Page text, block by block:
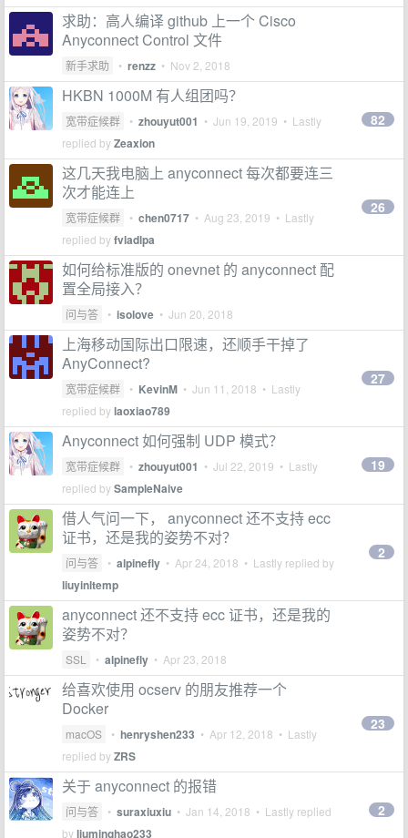
求助：高人编译 github 上一个 Cisco
Anyconnect Control 文件
新手求助 • renzz • Nov 2, 2018
HKBN 1000M 有人组团吗？
宽带症候群 • zhouyut001 • Jun 19, 2019 • Lastly
replied byZeaxion
82
这几天我电脑上 anyconnect 每次都要连三
次才能连上
宽带症候群 • chen0717 • Aug 23, 2019 • Lastly
replied byfvladlpa
26
如何给标准版的 onevnet 的 anyconnect 配
置全局接入？
问与答 • isolove • Jun 20, 2018
上海移动国际出口限速，还顺手干掉了
AnyConnect?
宽带症候群 • KevinM • Jun 11, 2018 • Lastly
replied bylaoxiao789
27
Anyconnect 如何强制 UDP 模式？
宽带症候群 • zhouyut001 • Jul 22, 2019 • Lastly
replied bySampleNaive
19
借人气问一下， anyconnect 还不支持 ecc
证书，还是我的姿势不对？
问与答 • alpinefly • Apr 24, 2018 • Lastly replied by
liuyinltemp
2
anyconnect 还不支持 ecc 证书，还是我的
姿势不对？
SSL • alpinefly • Apr 23, 2018
给喜欢使用 ocserv 的朋友推荐一个
Docker
macOS • henryshen233 • Apr 12, 2018 • Lastly
replied byZRS
23
关于 anyconnect 的报错
问与答 • suraxiuxiu • Jan 14, 2018 • Lastly replied
byliuminghao233
2